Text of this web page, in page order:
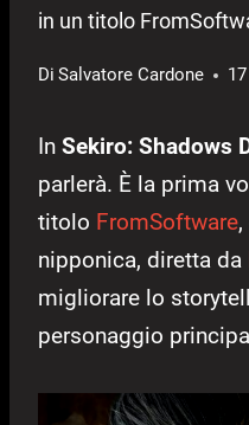
in un titolo
Di Salvatore Cardone
In Sekiro: Shadows
parlerà. È la prima
titolo FromSoftware
nipponica, diretta da
migliorare lo
personaggio